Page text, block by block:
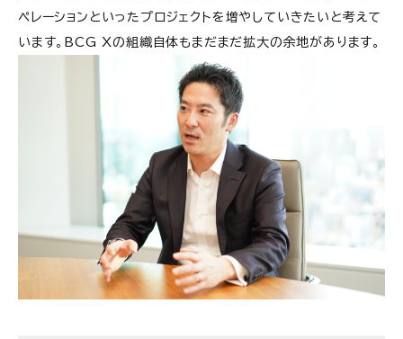
ペレーションといったプロジェクトを増やしていきたいと考えて
います。BCG Xの組織自体もまだまだ拡大の余地があります。